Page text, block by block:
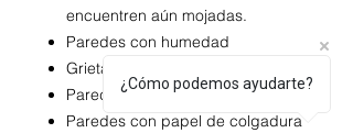
encuentren aún mojadas.
Paredes con humedad
Grietas - Paredes sin estucar
Paredes corrugadas
Paredes con papel de colgadura
¿Cómo podemos ayudarte?